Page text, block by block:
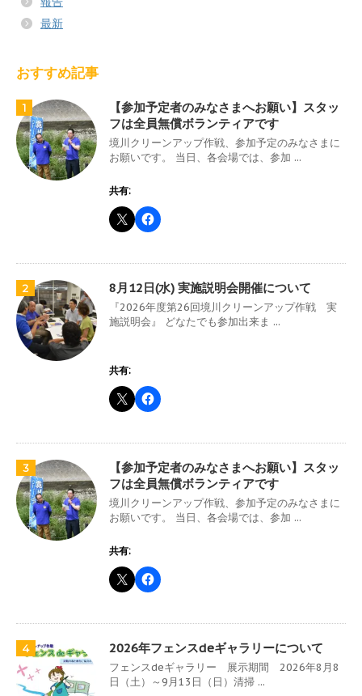
最新
おすすめ記事
1
【参加予定者のみなさまへお願い】スタッ
フは全員無償ボランティアです
境川クリーンアップ作戦、参加予定のみなさまに
お願いです。 当日、各会場では、参加 ...
共有:
2 8月12日(水) 実施説明会開催について
『2026年度第26回境川クリーンアップ作戦 実
施説明会』 どなたでも参加出来ま ...
共有:
3
【参加予定者のみなさまへお願い】スタッ
フは全員無償ボランティアです
境川クリーンアップ作戦、参加予定のみなさまに
お願いです。 当日、各会場では、参加 ...
共有:
4 2026年フェンスdeギャラリーについて
フェンスdeギャラリー 展示期間 2026年8月8
日（土）～9月13日（日）清掃 ...